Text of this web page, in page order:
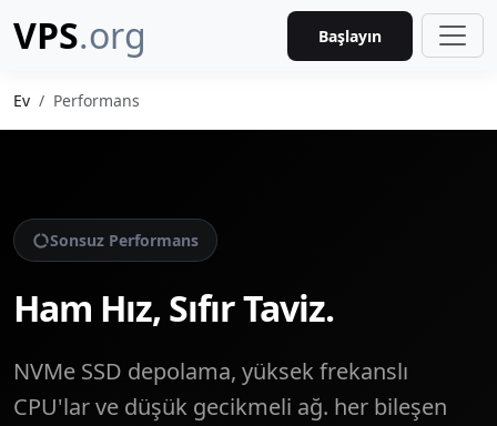
VPS.org Başlayın
Ev Performans
Sonsuz Performans
Ham Hız, Sıfır Taviz.
NVMe SSD depolama, yüksek frekanslı
CPU'lar ve düşük gecikmeli ağ. her bileşen